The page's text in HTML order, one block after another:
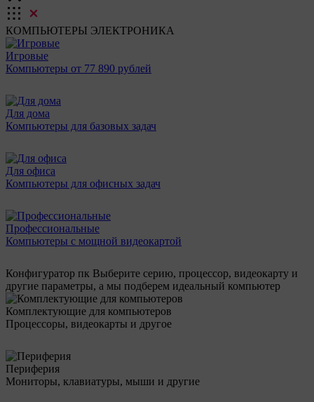
КОМПЬЮТЕРЫ ЭЛЕКТРОНИКА
Игровые
Компьютеры от 77 890 рублей
Для дома
Компьютеры для базовых задач
Для офиса
Компьютеры для офисных задач
Профессиональные
Компьютеры с мощной видеокартой
Конфигуратор пк Выберите серию, процессор, видеокарту и
другие параметры, а мы подберем идеальный компьютер
Комплектующие для компьютеров
Процессоры, видеокарты и другое
Периферия
Мониторы, клавиатуры, мыши и другие